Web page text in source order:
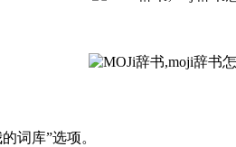
词库”选项。